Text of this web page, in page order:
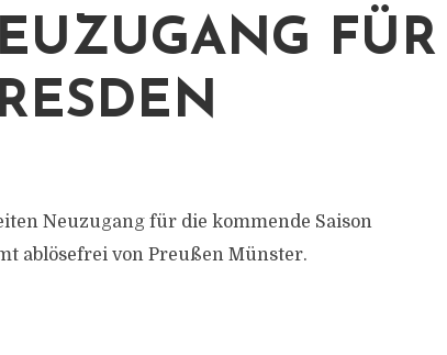
FÜR
Neuzugang für die kommende Saison
ablösefrei von Preußen Münster.